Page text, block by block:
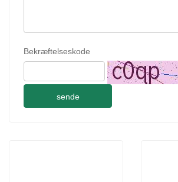
Bekræftelseskode
sende